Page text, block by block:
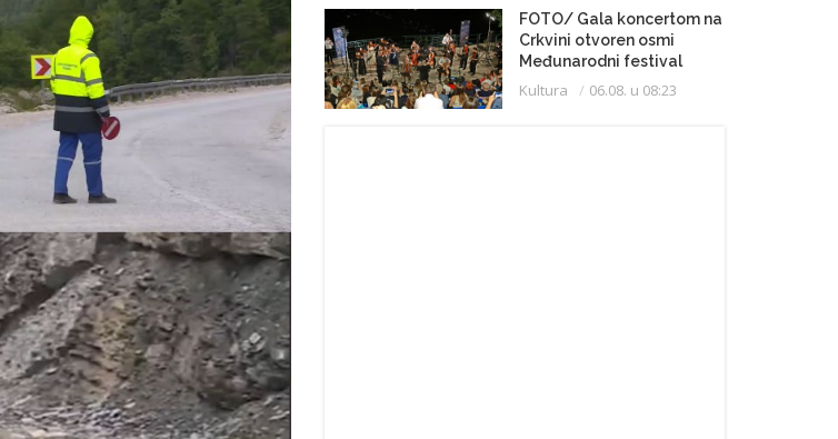
FOTO/ Gala koncertom na
Crkvini otvoren osmi
Međunarodni festival
klasične muzike
Kultura 06.08. u 08:23